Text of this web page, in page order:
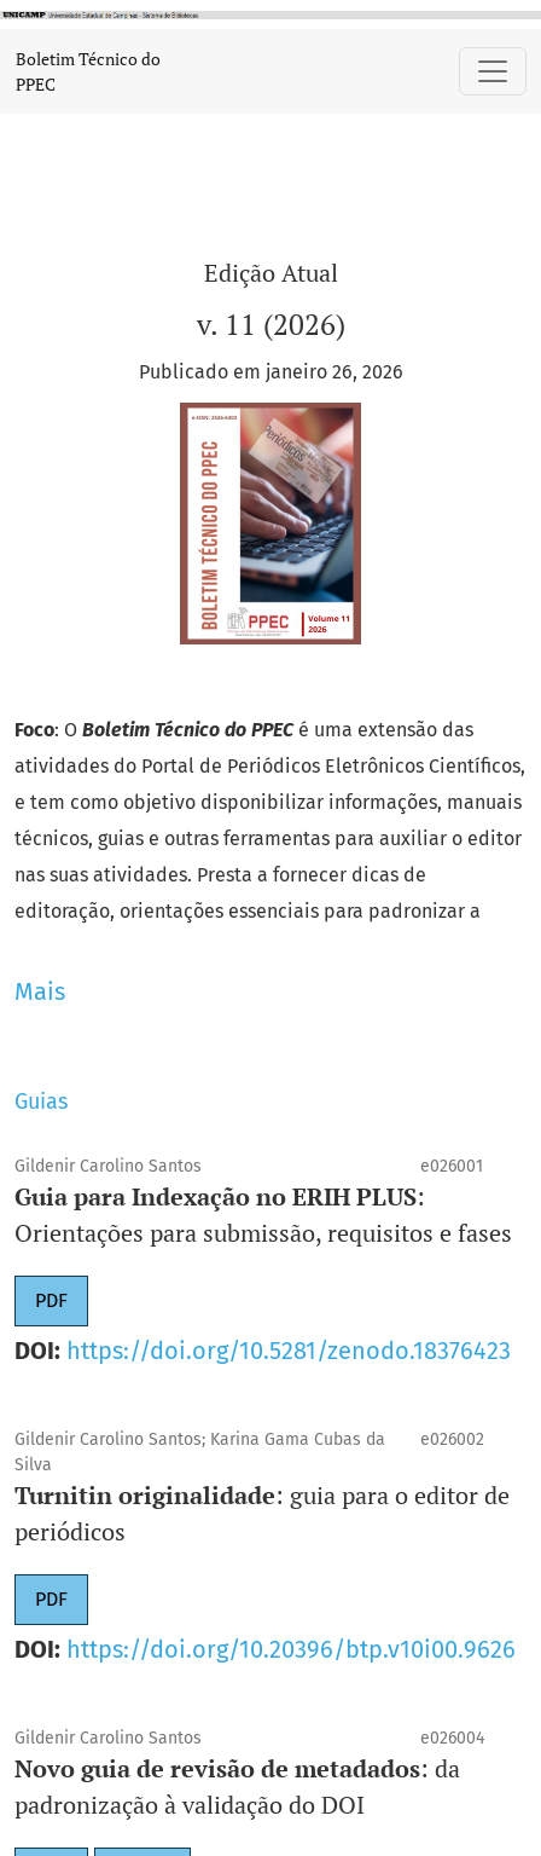
Boletim Técnico do PPEC
Boletim Técnico do
PPEC
Edição Atual
v. 11 (2026)
Publicado em janeiro 26, 2026
Foco: O Boletim Técnico do PPECé uma extensão das
atividades do Portal de Periódicos Eletrônicos Científicos,
e tem como objetivo disponibilizar informações, manuais
técnicos, guias e outras ferramentas para auxiliar o editor
nas suas atividades. Presta a fornecer dicas de
editoração, orientações essenciais para padronizar a
boas práticas de publicações e seguindo um roteiro
Ano de fundação
Título abreviado: Bol. Tec. PPEC
E-mail :ppec@unicamp.br
Unidade:SBU/PPEC
Mais
Guias
Gildenir Carolino Santos e026001
Guia para Indexação no ERIH PLUS:
Orientações para submissão, requisitos e fases
PDF
DOI: https://doi.org/10.5281/zenodo.18376423
Gildenir Carolino Santos; Karina Gama Cubas da
Silva
e026002
Turnitin originalidade: guia para o editor de
periódicos
PDF
DOI: https://doi.org/10.20396/btp.v10i00.9626
Gildenir Carolino Santos e026004
Novo guia de revisão de metadados: da
padronização à validação do DOI